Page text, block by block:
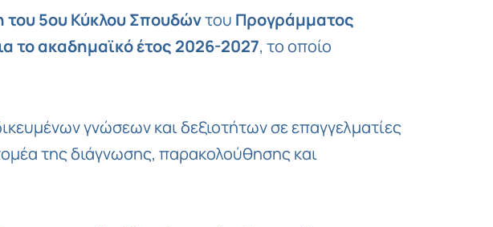
του 5ου Κύκλου Σπουδώντου Προγράμματος
το ακαδημαϊκό έτος 2026-2027, το οποίο
γνώσεων και δεξιοτήτων σε επαγγελματίες
της διάγνωσης, παρακολούθησης και